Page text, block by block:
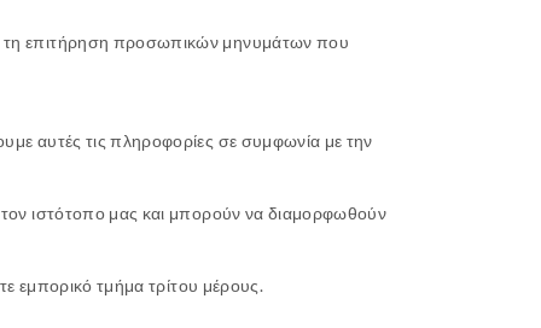
τη επιτήρηση προσωπικών μηνυμάτων που
αυτές τις πληροφορίες σε συμφωνία με την
ιστότοπο μας και μπορούν να διαμορφωθούν
εμπορικό τμήμα τρίτου μέρους.